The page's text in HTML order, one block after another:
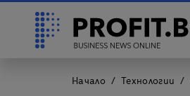
Начало Технологии